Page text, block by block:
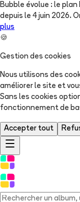
Bubble évolue : le
depuis le 4 juin 2026.
plus
🍪
Gestion des cookies
Nous utilisons des
améliorer le site et
Sans les cookies
fonctionnement de
Accepter tout